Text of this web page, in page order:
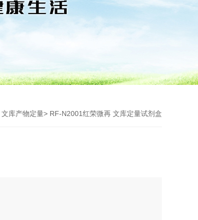
文库产物定量> RF-N2001红荣微再 文库定量试剂盒